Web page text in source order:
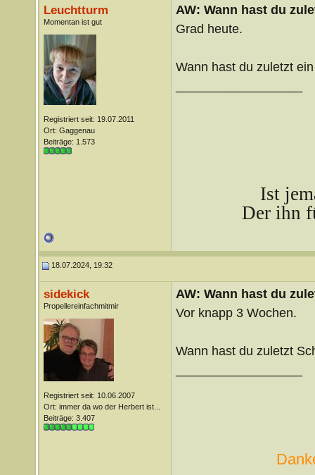
Leuchtturm
Momentan ist gut
Registriert seit: 19.07.2011
Ort: Gaggenau
Beiträge: 1.573
AW: Wann hast du
Grad heute.
Wann hast du zuletzt
Ist
Der ihn
18.07.2024, 19:32
sidekick
Propellereinfachmitmir
Registriert seit: 10.06.2007
Ort: immer da wo der Herbert ist...
Beiträge: 3.407
AW: Wann hast du
Vor knapp 3 Wochen.
Wann hast du zuletzt